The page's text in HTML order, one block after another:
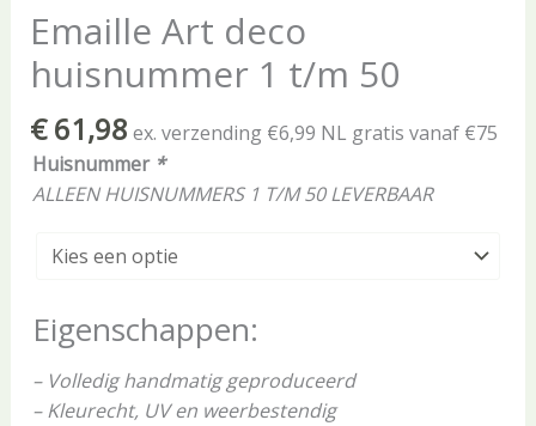
Emaille Art deco
huisnummer 1 t/m 50
€61,98 ex. verzending €6,99 NL gratis vanaf €75
Huisnummer *
ALLEEN HUISNUMMERS 1 T/M 50 LEVERBAAR
Eigenschappen:
– Volledig handmatig geproduceerd
– Kleurecht, UV en weerbestendig